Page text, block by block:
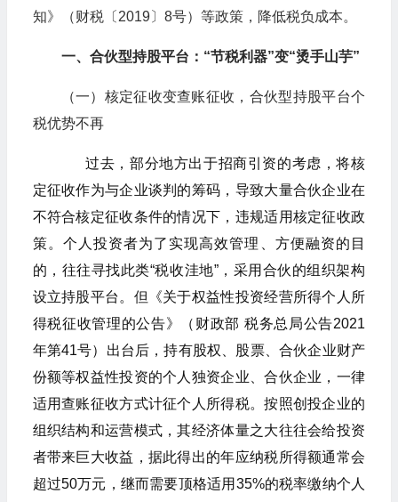
知》（财税〔2019〕8号）等政策，降低税负成本。
一、合伙型持股平台：“节税利器”变“烫手山芋”
（一）核定征收变查账征收，合伙型持股平台个
税优势不再
过去，部分地方出于招商引资的考虑，将核
定征收作为与企业谈判的筹码，导致大量合伙企业在
不符合核定征收条件的情况下，违规适用核定征收政
策。个人投资者为了实现高效管理、方便融资的目
的，往往寻找此类“税收洼地”，采用合伙的组织架构
设立持股平台。但《关于权益性投资经营所得个人所
得税征收管理的公告》（财政部 税务总局公告2021
年第41号）出台后，持有股权、股票、合伙企业财产
份额等权益性投资的个人独资企业、合伙企业，一律
适用查账征收方式计征个人所得税。按照创投企业的
组织结构和运营模式，其经济体量之大往往会给投资
者带来巨大收益，据此得出的年应纳税所得额通常会
超过50万元，继而需要顶格适用35%的税率缴纳个人